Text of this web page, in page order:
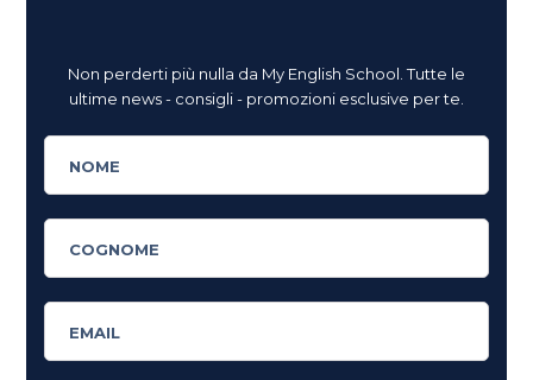
Non perderti più nulla da My English School. Tutte le
ultime news - consigli - promozioni esclusive per te.